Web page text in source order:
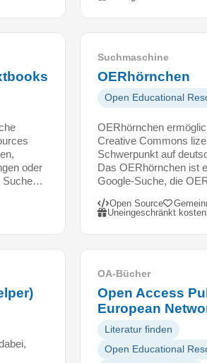
oder
Suche…
Suchmaschine
OERhörnchen
Open Educational
OERhörnchen
Creative Commons
Schwerpunkt auf
Das OERhörnchen ist
Google-Suche, die
Open Source
Uneingeschränkt
OA-Bücher
Open Access
European
Literatur finden
Open Educational